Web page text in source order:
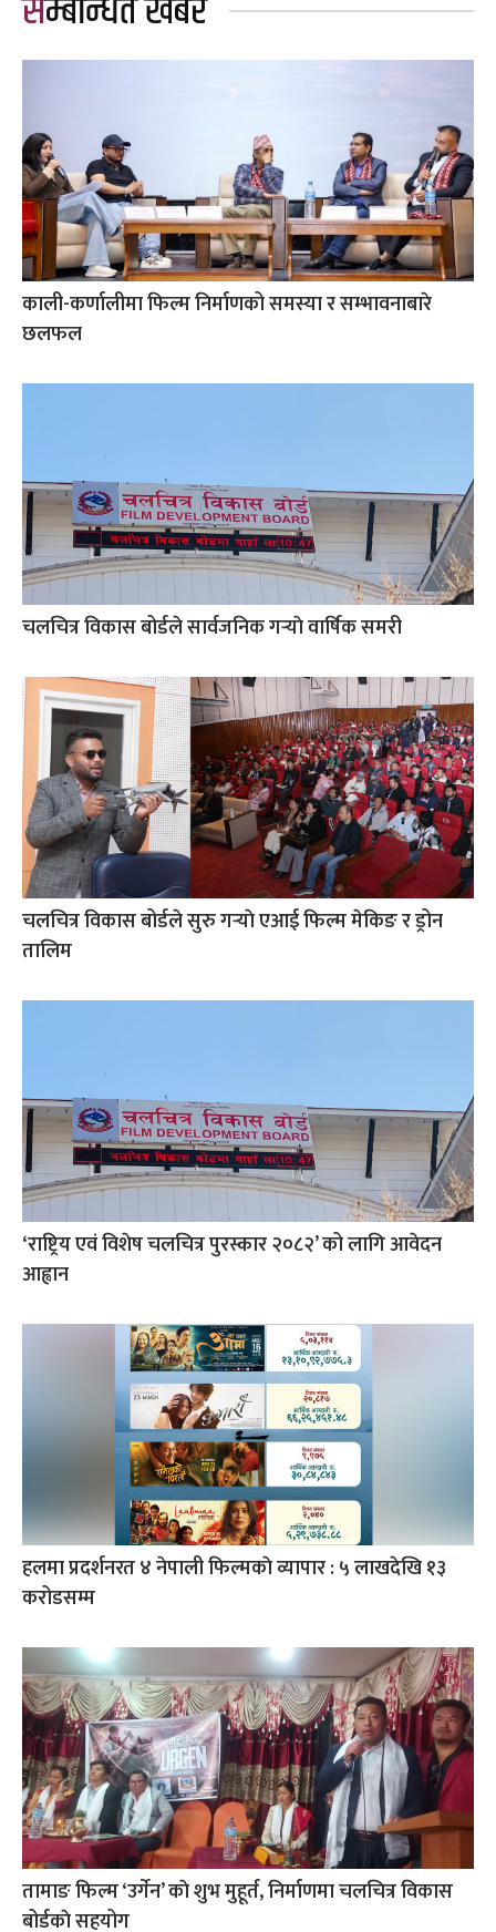
काली-कर्णालीमा फिल्म निर्माणको समस्या र सम्भावनाबारे
छलफल
चलचित्र विकास बोर्डले सार्वजनिक गर्‍याे वार्षिक समरी
चलचित्र विकास बोर्डले सुरु गर्‍याे एआई फिल्म मेकिङ र ड्रोन
तालिम
‘राष्ट्रिय एवं विशेष चलचित्र पुरस्कार २०८२’ को लागि आवेदन
आह्वान
हलमा प्रदर्शनरत ४ नेपाली फिल्मकाे व्यापार : ५ लाखदेखि १३
करोडसम्म
तामाङ फिल्म ‘उर्गेन’ काे शुभ मुहूर्त, निर्माणमा चलचित्र विकास
बोर्डकाे सहयोग